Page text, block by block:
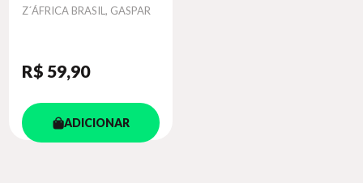
Autor
Z´ÁFRICA BRASIL, GASPAR
R$ 59,90
ADICIONAR